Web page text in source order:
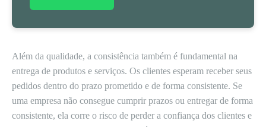
Além da qualidade, a consistência também é fundamental na
entrega de produtos e serviços. Os clientes esperam receber seus
pedidos dentro do prazo prometido e de forma consistente. Se
uma empresa não consegue cumprir prazos ou entregar de forma
consistente, ela corre o risco de perder a confiança dos clientes e